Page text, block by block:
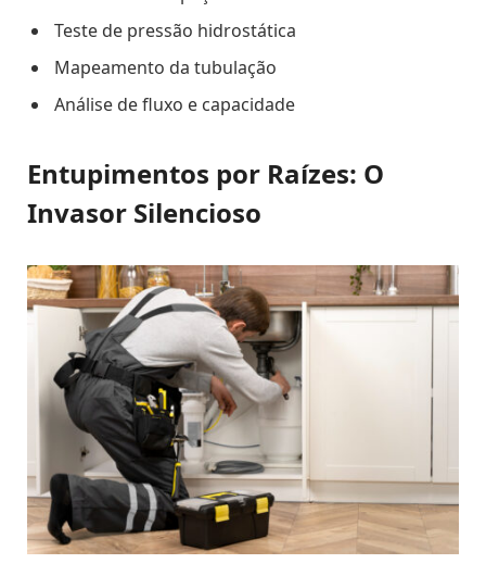
Teste de pressão hidrostática
Mapeamento da tubulação
Análise de fluxo e capacidade
Entupimentos por Raízes: O
Invasor Silencioso